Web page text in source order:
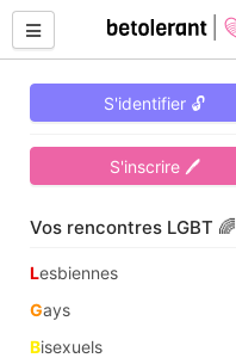
S'identifier 🔓
S'inscrire 🖊
Vos rencontres LGBT 🌈
Lesbiennes
Gays
Bisexuels